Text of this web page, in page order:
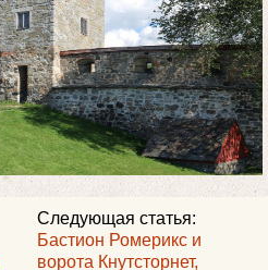
Следующая статья:
Бастион Ромерикс и
ворота Кнутсторнет,